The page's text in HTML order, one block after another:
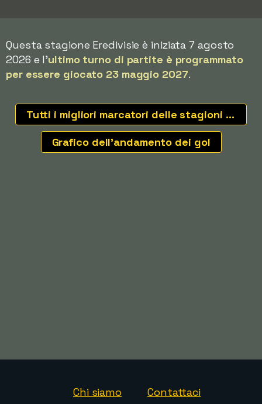
Questa stagione Eredivisie è iniziata 7 agosto
2026 e l'ultimo turno di partite è programmato
per essere giocato 23 maggio 2027.
Tutti i migliori marcatori delle stagioni recenti
Grafico dell'andamento dei gol
Chi siamo Contattaci